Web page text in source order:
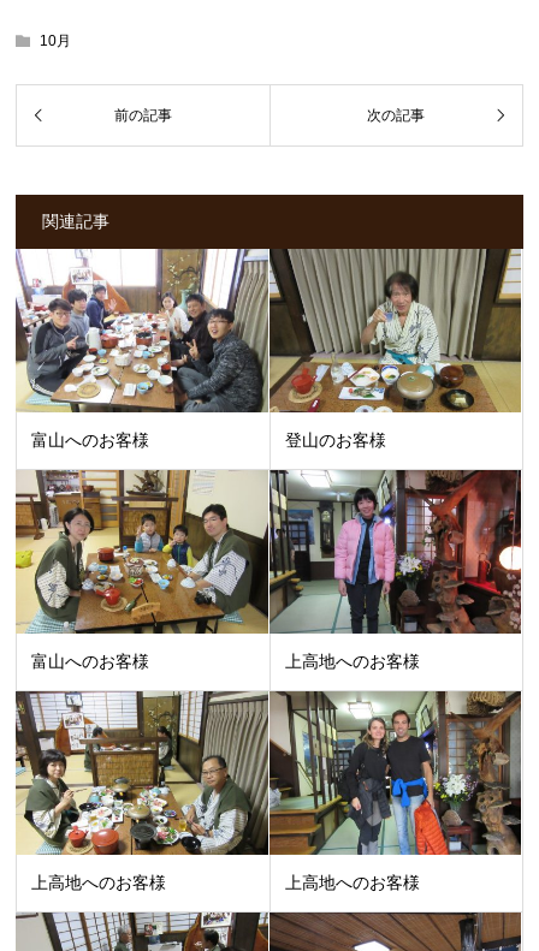
10月
関連記事
富山へのお客様 登山のお客様
富山へのお客様 上高地へのお客様
上高地へのお客様 上高地へのお客様